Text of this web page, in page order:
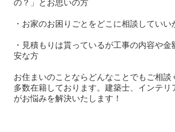
の？」とお思いの方
・お家のお困りごとをどこに相談してい
・見積もりは貰っているが工事の内容や
安な方
お住まいのことならどんなことでもご相談
多数在籍しております。建築士、インテリ
がお悩みを解決いたします！